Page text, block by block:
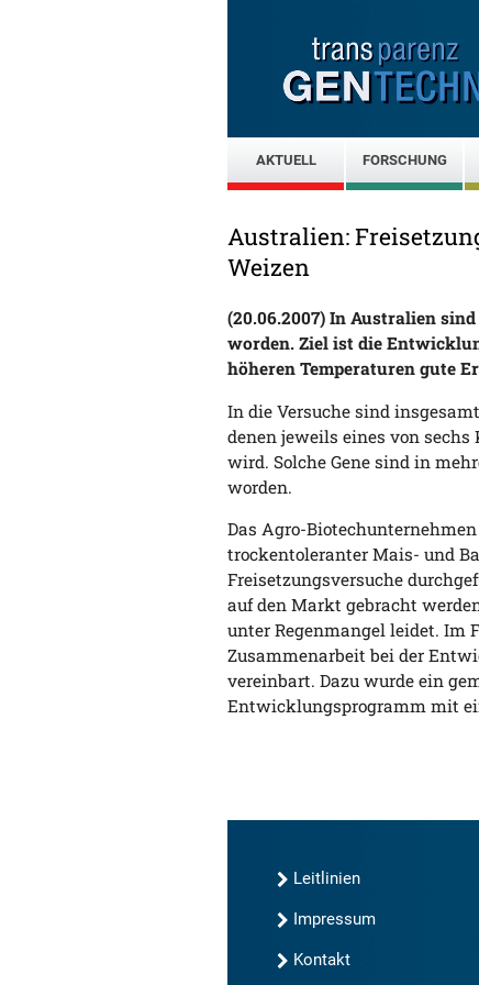
AKTUELL FORSCHUNG
Australien:
Weizen
(20.06.2007) In Australien
worden. Ziel ist die
höheren Temperaturen gute
In die Versuche sind
denen jeweils eines von
wird. Solche Gene sind in
worden.
Das Agro-
trockentoleranter Mais- und
Freisetzungsversuche
auf den Markt gebracht
unter Regenmangel leidet. Im
Zusammenarbeit bei der
vereinbart. Dazu wurde ein
Entwicklungsprogramm mit
Leitlinien
Impressum
Kontakt